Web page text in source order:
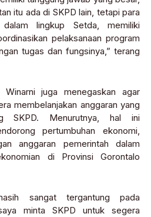
itu ada di SKPD lain, tetapi para
lingkup Setda, memiliki
pelaksanaan program
tugas dan fungsinya,” terang
Winarni juga menegaskan agar
membelanjakan anggaran yang
SKPD. Menurutnya, hal ini
pertumbuhan ekonomi,
anggaran pemerintah dalam
di Provinsi Gorontalo
sangat tergantung pada
minta SKPD untuk segera